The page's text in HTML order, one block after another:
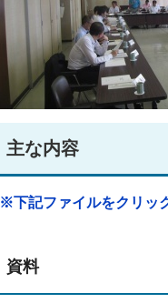
主な内容
※下記ファイルをクリッ
資料